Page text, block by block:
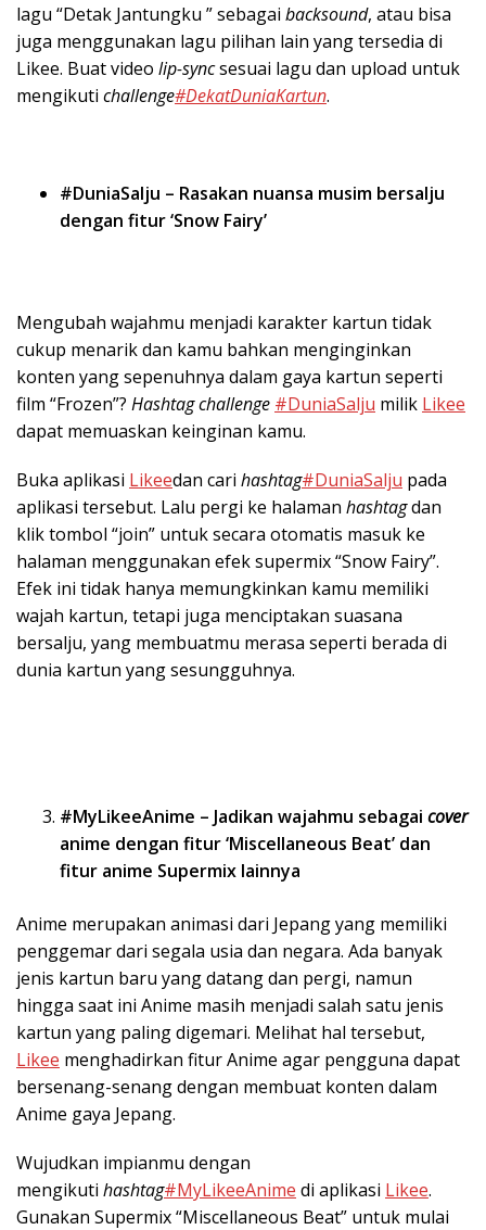
lagu “Detak Jantungku ” sebagai backsound, atau bisa
juga menggunakan lagu pilihan lain yang tersedia di
Likee. Buat video lip-syncsesuai lagu dan upload untuk
mengikuti challenge#DekatDuniaKartun.
#DuniaSalju – Rasakan nuansa musim bersalju
dengan fitur ‘Snow Fairy’
Mengubah wajahmu menjadi karakter kartun tidak
cukup menarik dan kamu bahkan menginginkan
konten yang sepenuhnya dalam gaya kartun seperti
film “Frozen”? Hashtag challenge #DuniaSalju milik Likee
dapat memuaskan keinginan kamu.
Buka aplikasi Likeedan cari hashtag#DuniaSalju pada
aplikasi tersebut. Lalu pergi ke halaman hashtagdan
klik tombol “join” untuk secara otomatis masuk ke
halaman menggunakan efek supermix “Snow Fairy”.
Efek ini tidak hanya memungkinkan kamu memiliki
wajah kartun, tetapi juga menciptakan suasana
bersalju, yang membuatmu merasa seperti berada di
dunia kartun yang sesungguhnya.
#MyLikeeAnime – Jadikan wajahmu sebagai cover
anime dengan fitur ‘Miscellaneous Beat’ dan
fitur anime Supermix lainnya
Anime merupakan animasi dari Jepang yang memiliki
penggemar dari segala usia dan negara. Ada banyak
jenis kartun baru yang datang dan pergi, namun
hingga saat ini Anime masih menjadi salah satu jenis
kartun yang paling digemari. Melihat hal tersebut,
Likee menghadirkan fitur Anime agar pengguna dapat
bersenang-senang dengan membuat konten dalam
Anime gaya Jepang.
Wujudkan impianmu dengan
mengikuti hashtag#MyLikeeAnime di aplikasi Likee.
Gunakan Supermix “Miscellaneous Beat” untuk mulai